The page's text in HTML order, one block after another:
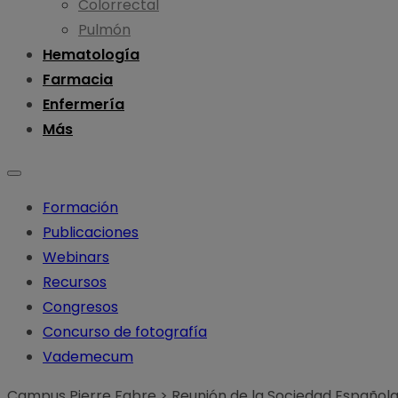
Colorrectal
Pulmón
Hematología
Farmacia
Enfermería
Más
Formación
Publicaciones
Webinars
Recursos
Congresos
Concurso de fotografía
Vademecum